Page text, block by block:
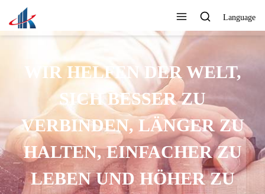
Language
WIR HELFEN DER WELT,
SICH BESSER ZU
VERBINDEN, LÄNGER ZU
HALTEN, EINFACHER ZU
LEBEN UND HÖHER ZU